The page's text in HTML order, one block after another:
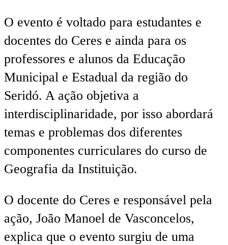
O evento é voltado para estudantes e
docentes do Ceres e ainda para os
professores e alunos da Educação
Municipal e Estadual da região do
Seridó. A ação objetiva a
interdisciplinaridade, por isso abordará
temas e problemas dos diferentes
componentes curriculares do curso de
Geografia da Instituição.
O docente do Ceres e responsável pela
ação, João Manoel de Vasconcelos,
explica que o evento surgiu de uma